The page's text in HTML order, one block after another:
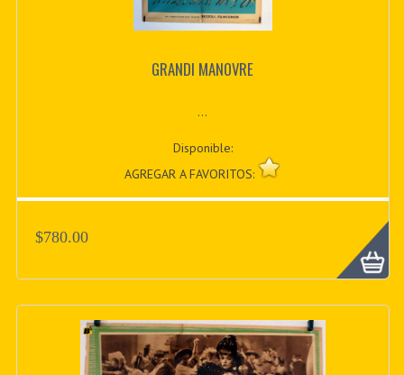
GRANDI MANOVRE
...
Disponible:
AGREGAR A FAVORITOS:
$780.00